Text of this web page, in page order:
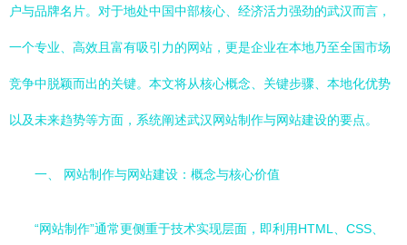
户与品牌名片。对于地处中国中部核心、经济活力强劲的武汉而言，
一个专业、高效且富有吸引力的网站，更是企业在本地乃至全国市场
竞争中脱颖而出的关键。本文将从核心概念、关键步骤、本地化优势
以及未来趋势等方面，系统阐述武汉网站制作与网站建设的要点。
一、 网站制作与网站建设：概念与核心价值
“网站制作”通常更侧重于技术实现层面，即利用HTML、CSS、